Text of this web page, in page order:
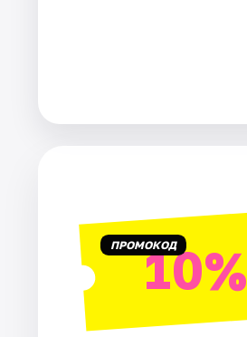
Артисты
Рейтинги
ПРОМОКОД10%